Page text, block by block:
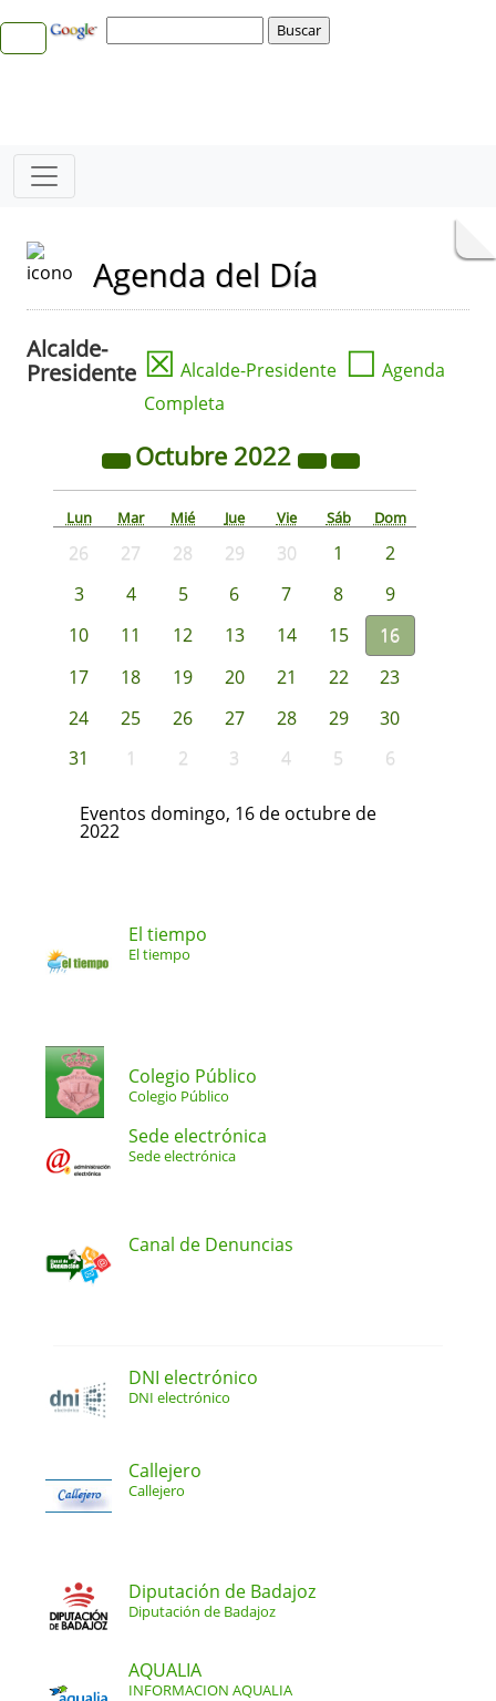
Agenda del Día
Alcalde-
Presidente ☒ Alcalde-Presidente ☐ Agenda
Completa
Octubre 2022
Lun Mar Mié Jue Vie Sáb Dom
26 27 28 29 30 1
2
3
4 5 6 7 8
9
10
11 12 13 14 15
16
17
18 19 20 21 22
23
24
25 26 27 28 29
30
31
1 2 3 4 5 6
Eventos domingo, 16 de octubre de
2022
El tiempo
El tiempo
Colegio Público
Colegio Público
Sede electrónica
Sede electrónica
Canal de Denuncias
DNI electrónico
DNI electrónico
Callejero
Callejero
Diputación de Badajoz
Diputación de Badajoz
AQUALIA
INFORMACION AQUALIA